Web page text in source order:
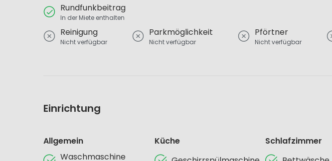
Rundfunkbeitrag
In der Miete enthalten
Reinigung
Nicht verfügbar
Parkmöglichkeit
Nicht verfügbar
Pförtner
Nicht verfügbar
Einrichtung
Allgemein
Waschmaschine
Küche
Schlafzimmer